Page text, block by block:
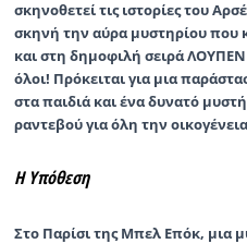
σκηνοθετεί τις ιστορίες του
σκηνή την αύρα μυστηρίου που
και στη δημοφιλή σειρά
όλοι! Πρόκειται για μια
στα παιδιά και ένα δυνατό
ραντεβού για όλη την
Η Υπόθεση
Στο Παρίσι της Μπελ Επόκ, μια